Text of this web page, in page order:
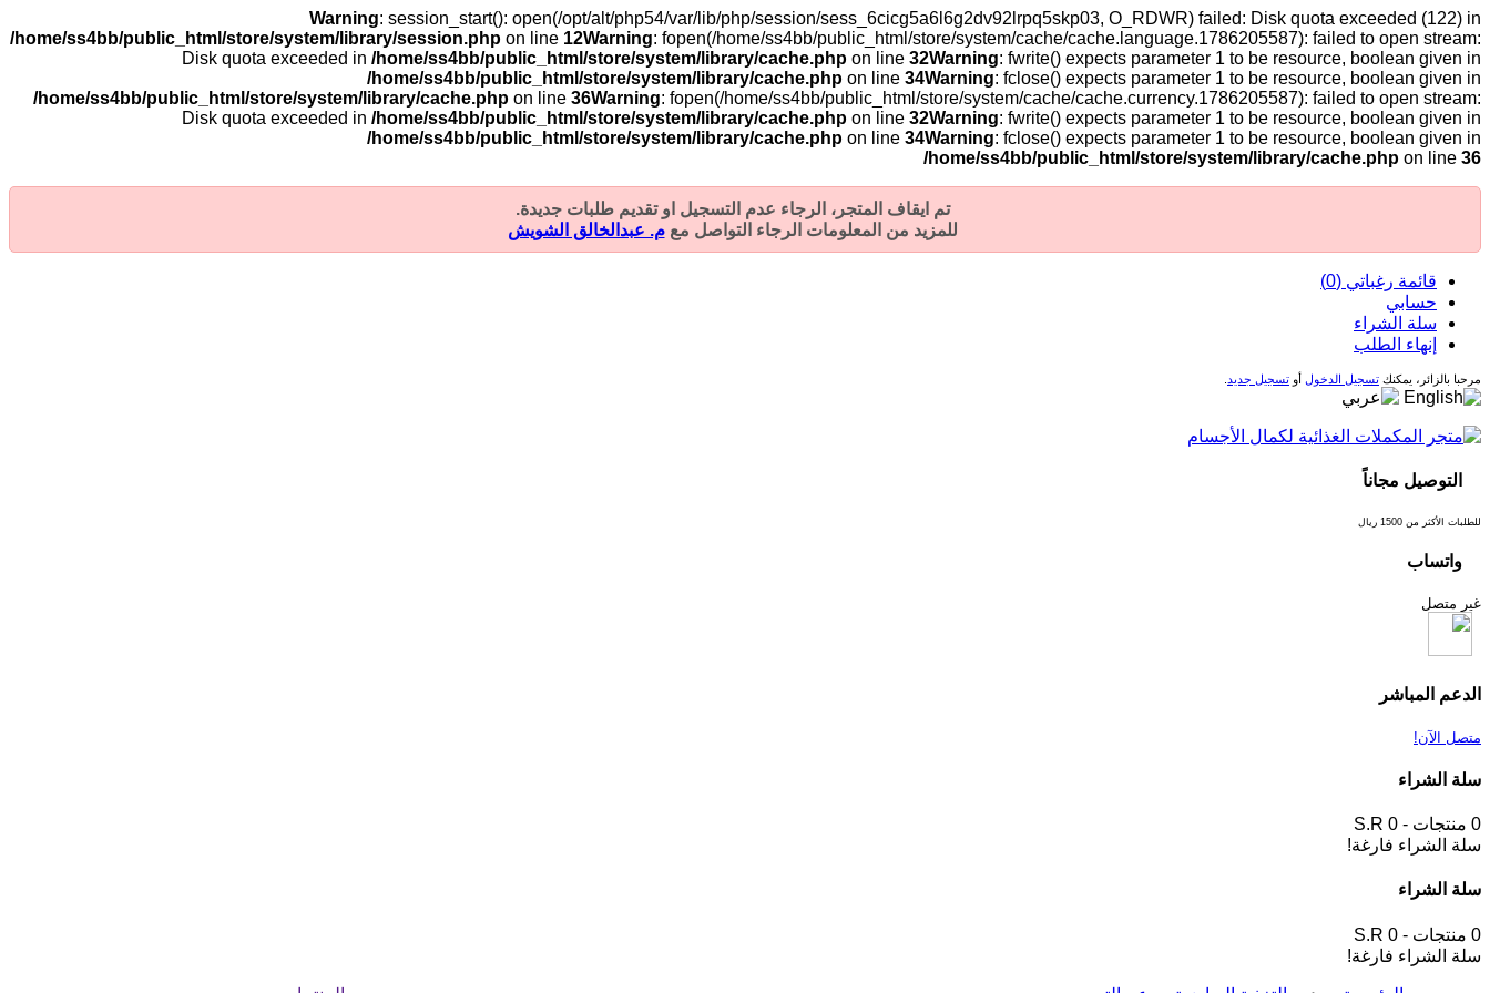
Warning: session_start(): open(/opt/alt/php54/var/lib/php/session/sess_6cicg5a6l6g2dv92lrpq5skp03, O_RDWR) failed: Disk quota exceeded (122) in
/home/ss4bb/public_html/store/system/library/session.php on line 12Warning: fopen(/home/ss4bb/public_html/store/system/cache/cache.language.1786205587): failed to open stream:
Disk quota exceeded in /home/ss4bb/public_html/store/system/library/cache.php on line 32Warning: fwrite() expects parameter 1 to be resource, boolean given in
/home/ss4bb/public_html/store/system/library/cache.php on line 34Warning: fclose() expects parameter 1 to be resource, boolean given in
/home/ss4bb/public_html/store/system/library/cache.php on line 36Warning: fopen(/home/ss4bb/public_html/store/system/cache/cache.currency.1786205587): failed to open stream:
Disk quota exceeded in /home/ss4bb/public_html/store/system/library/cache.php on line 32Warning: fwrite() expects parameter 1 to be resource, boolean given in
/home/ss4bb/public_html/store/system/library/cache.php on line 34Warning: fclose() expects parameter 1 to be resource, boolean given in
/home/ss4bb/public_html/store/system/library/cache.php on line 36
تم ايقاف المتجر، الرجاء عدم التسجيل او تقديم طلبات جديدة.
للمزيد من المعلومات الرجاء التواصل معم. عبدالخالق الشويش
قائمة رغباتي (0)
حسابي
سلة الشراء
إنهاء الطلب
مرحبا بالزائر، يمكنك تسجيل الدخول أو تسجيل جديد
التوصيل مجاناً
للطلبات الأكثر من 1500 ريال
واتساب
غير متصل
الدعم المباشر
متصل الآن!
سلة الشراء
0 منتجات - S.R 0
سلة الشراء فارغة!
سلة الشراء
0 منتجات - S.R 0
سلة الشراء فارغة!